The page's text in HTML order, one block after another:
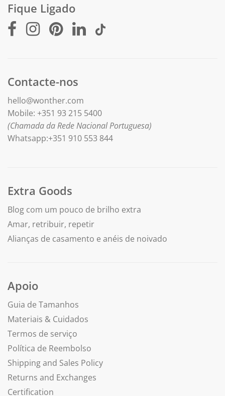
Fique Ligado
Contacte-nos
hello@wonther.com
Mobile: +351 93 215 5400
(Chamada da Rede Nacional Portuguesa)
Whatsapp:+351 910 553 844
Extra Goods
Blog com um pouco de brilho extra
Amar, retribuir, repetir
Alianças de casamento e anéis de noivado
Apoio
Guia de Tamanhos
Materiais & Cuidados
Termos de serviço
Política de Reembolso
Shipping and Sales Policy
Returns and Exchanges
Certification